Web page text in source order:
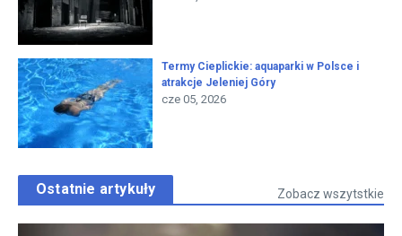
Termy Cieplickie: aquaparki w Polsce i
atrakcje Jeleniej Góry
cze 05, 2026
Ostatnie artykuły Zobacz wszytstkie